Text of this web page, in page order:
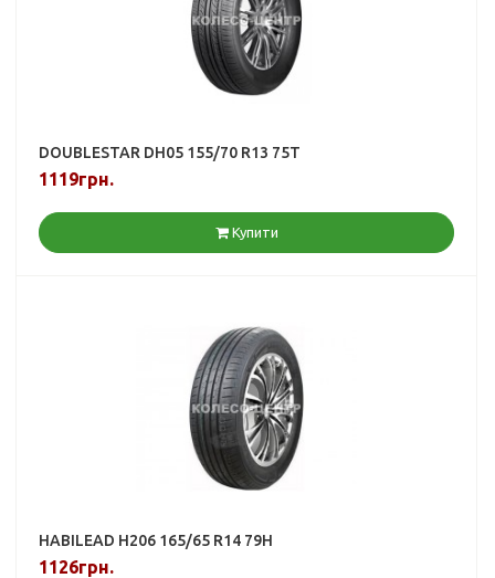
DOUBLESTAR DH05 155/70 R13 75T
1119грн.
Купити
HABILEAD H206 165/65 R14 79H
1126грн.